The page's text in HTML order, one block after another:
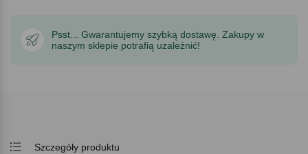
Psst... Gwarantujemy szybką dostawę. Zakupy w
naszym sklepie potrafią uzależnić!
Szczegóły produktu